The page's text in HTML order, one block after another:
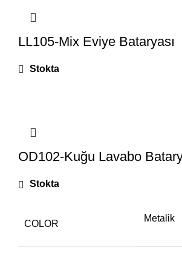
LL105-Mix Eviye Bataryası
Stokta
OD102-Kuğu Lavabo
Stokta
COLOR
Metalik